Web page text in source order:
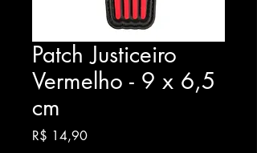
Patch Justiceiro
Vermelho - 9 x 6,5
cm
R$ 14,90Preço